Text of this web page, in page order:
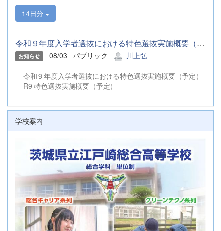
14日分
令和９年度入学者選抜における特色選抜実施概要（予定） R9 特色...
お知らせ 08/03 パブリック 川上弘
令和９年度入学者選抜における特色選抜実施概要（予定）
R9 特色選抜実施概要（予定）
学校案内